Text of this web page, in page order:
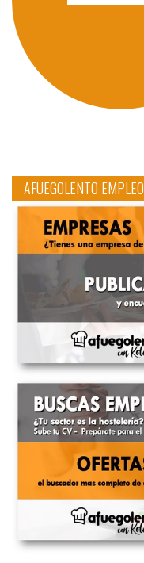
AFUEGOLENTO EMPLEO